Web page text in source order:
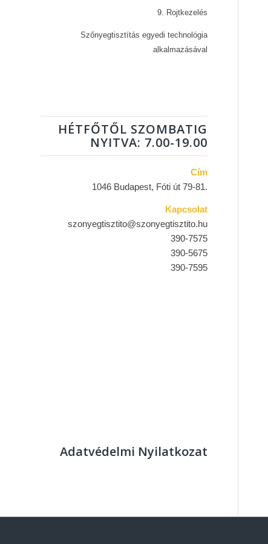
9. Rojtkezelés
Szőnyegtisztítás egyedi technológia
alkalmazásával
HÉTFŐTŐL SZOMBATIG
NYITVA: 7.00-19.00
Cím
1046 Budapest, Fóti út 79-81.
Kapcsolat
szonyegtisztito@szonyegtisztito.hu
390-7575
390-5675
390-7595
Adatvédelmi Nyilatkozat